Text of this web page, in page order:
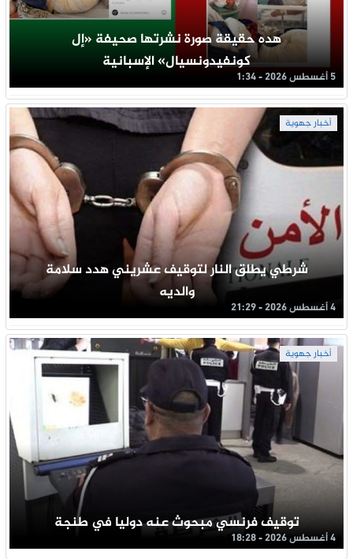
هده حقيقة صورة نشرتها صحيفة «إل
كونفيدونسيال» الإسبانية
5 أغسطس 2026 - 1:34
أخبار جهوية
شرطي يطلق النار لتوقيف عشريني هدد سلامة
والديه
4 أغسطس 2026 - 21:29
أخبار جهوية
توقيف فرنسي مبحوث عنه دوليا في طنجة
4 أغسطس 2026 - 18:28